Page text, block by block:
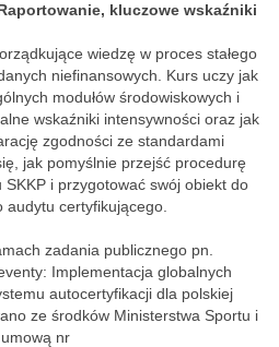
kluczowe wskaźniki
wiedzę w proces stałego
niefinansowych. Kurs uczy jak
modułów środowiskowych i
wskaźniki intensywności oraz jak
zgodności ze standardami
jak pomyślnie przejść procedurę
i przygotować swój obiekt do
certyfikującego.
zadania publicznego pn.
Implementacja globalnych
autocertyfikacji dla polskiej
ze środków Ministerstwa Sportu i
nr